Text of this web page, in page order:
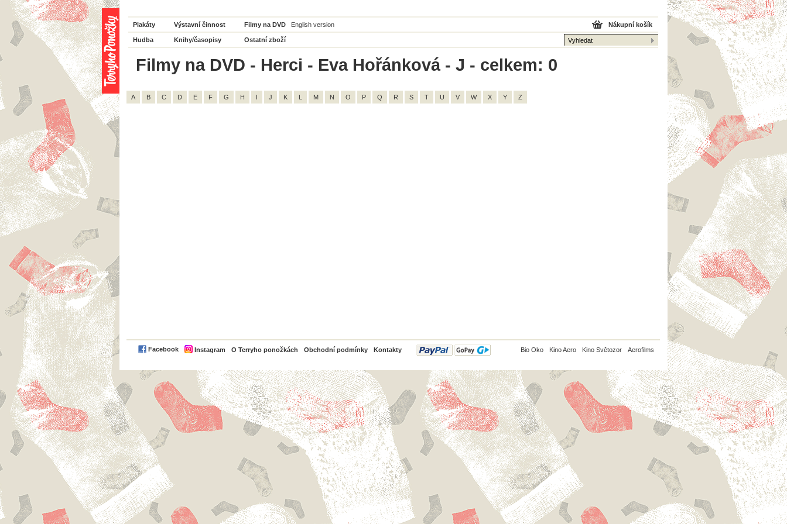
Plakáty Výstavní činnost Filmy na DVD English version
Hudba Knihy/časopisy Ostatní zboží
Nákupní košík
Filmy na DVD - Herci - Eva Hořánková - J - celkem: 0
A B C D E F G H I J K L M N O P Q R S T U V W X Y Z
Facebook Instagram O Terryho ponožkách Obchodní podmínky Kontakty
PayPal Bio Oko Kino Aero Kino Světozor Aerofilms